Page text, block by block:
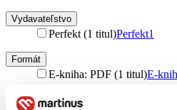
Vydavateľstvo
Perfekt (1 titul)Perfekt1
Formát
E-kniha: PDF (1 titul)E-
Zúžiť výber